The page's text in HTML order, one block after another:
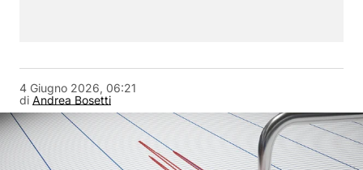
di Andrea Bosetti
4 Giugno 2026, 06:21